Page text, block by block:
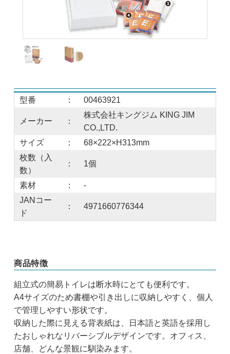
型番 ： 00463921
メーカー ：
株式会社キングジム KING JIM
CO.,LTD.
サイズ
：
68×222×H313mm
枚数（入
数）
： 1個
素材 ：
-
JANコー
ド
： 4971660776344
商品特徴
組立式の簡易トイレは断水時にとても便利です。
A4サイズのため書棚や引き出しに収納しやすく、個人
で管理しやすい形状です。
収納した際に見える背表紙は、日本語と英語を採用し
たおしゃれなリバーシブルデザインです。オフィス、
店舗、どんな景観に馴染みます。